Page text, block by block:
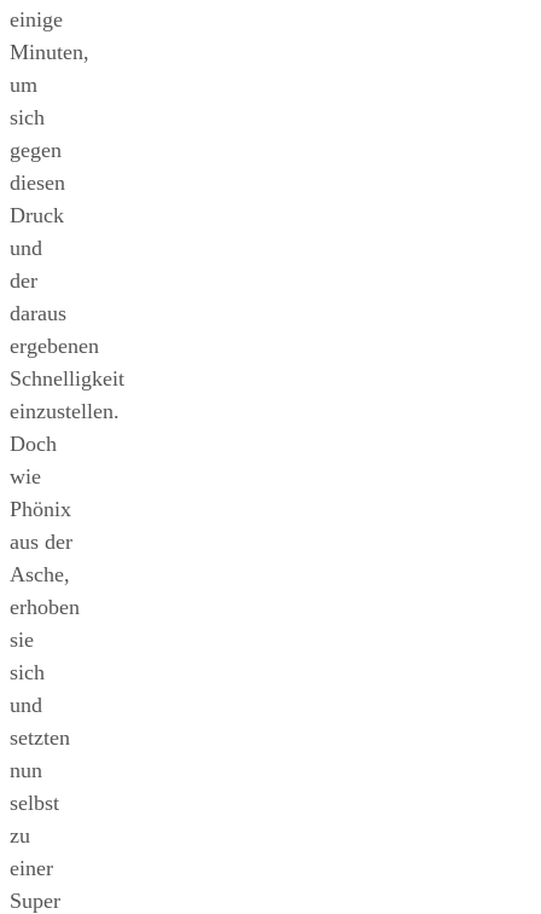
einige
Minuten,
um
sich
gegen
diesen
Druck
und
der
daraus
ergebenen
Schnelligkeit
einzustellen.
Doch
wie
Phönix
aus der
Asche,
erhoben
sie
sich
und
setzten
nun
selbst
zu
einer
Super